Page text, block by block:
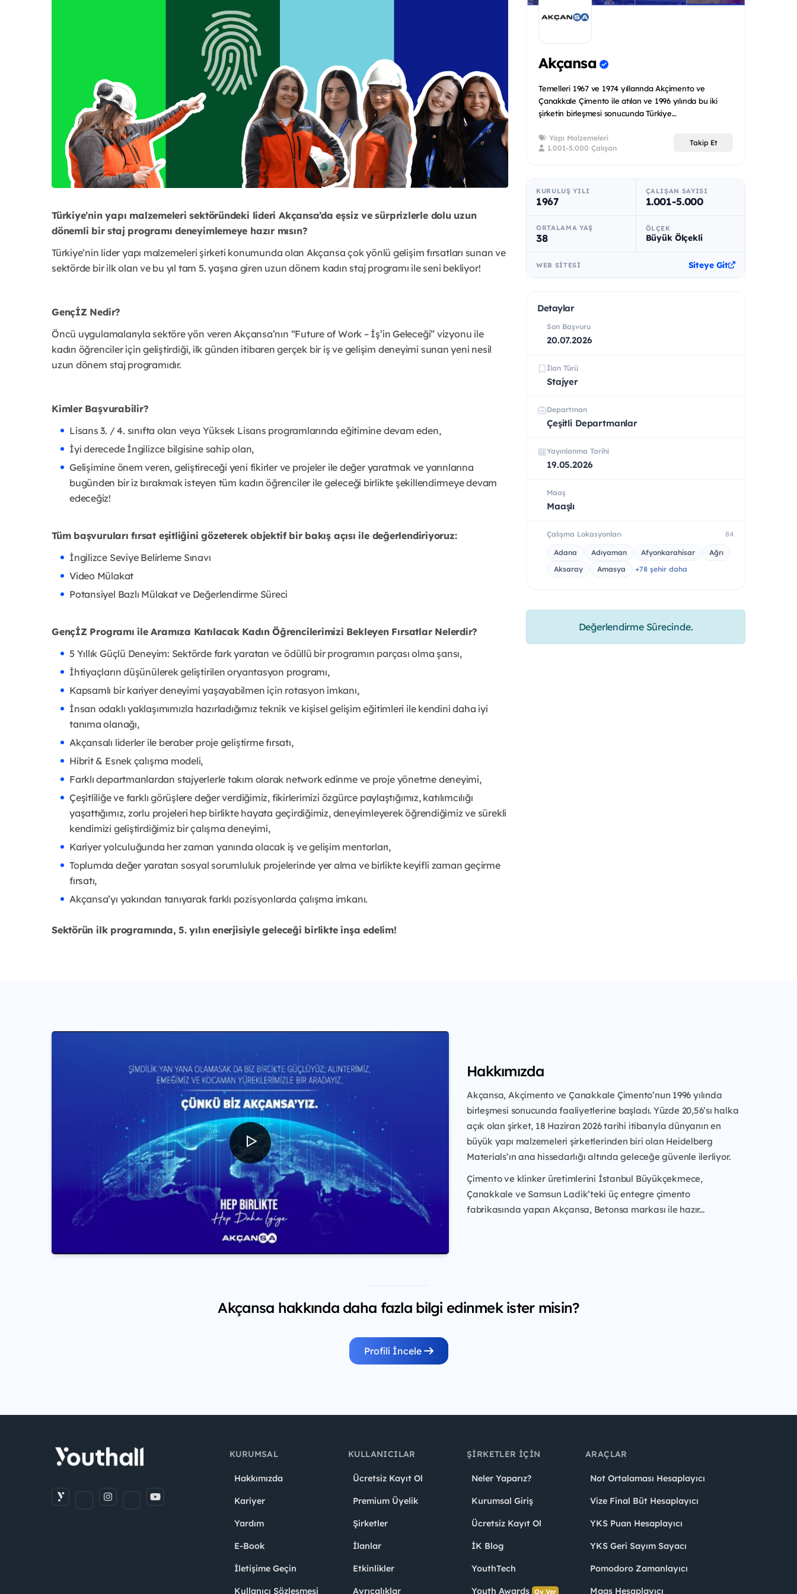
Türkiye’nin yapı malzemeleri sektöründeki lideri Akçansa’da eşsiz ve sürprizlerle dolu uzun
dönemli bir staj programı deneyimlemeye hazır mısın?
Türkiye’nin lider yapı malzemeleri şirketi konumunda olan Akçansa çok yönlü gelişim fırsatları sunan ve
sektörde bir ilk olan ve bu yıl tam 5. yaşına giren uzun dönem kadın staj programı ile seni bekliyor!
GençİZ Nedir?
Öncü uygulamalarıyla sektöre yön veren Akçansa’nın “Future of Work – İş’in Geleceği” vizyonu ile
kadın öğrenciler için geliştirdiği, ilk günden itibaren gerçek bir iş ve gelişim deneyimi sunan yeni nesil
uzun dönem staj programıdır.
Kimler Başvurabilir?
Lisans 3. / 4. sınıfta olan veya Yüksek Lisans programlarında eğitimine devam eden,
İyi derecede İngilizce bilgisine sahip olan,
Gelişimine önem veren, geliştireceği yeni fikirler ve projeler ile değer yaratmak ve yarınlarına
bugünden bir iz bırakmak isteyen tüm kadın öğrenciler ile geleceği birlikte şekillendirmeye devam
edeceğiz!
Tüm başvuruları fırsat eşitliğini gözeterek objektif bir bakış açısı ile değerlendiriyoruz:
İngilizce Seviye Belirleme Sınavı
Video Mülakat
Potansiyel Bazlı Mülakat ve Değerlendirme Süreci
GençİZ Programı ile Aramıza Katılacak Kadın Öğrencilerimizi Bekleyen Fırsatlar Nelerdir?
5 Yıllık Güçlü Deneyim: Sektörde fark yaratan ve ödüllü bir programın parçası olma şansı,
İhtiyaçların düşünülerek geliştirilen oryantasyon programı,
Kapsamlı bir kariyer deneyimi yaşayabilmen için rotasyon imkanı,
İnsan odaklı yaklaşımımızla hazırladığımız teknik ve kişisel gelişim eğitimleri ile kendini daha iyi
tanıma olanağı,
Akçansalı liderler ile beraber proje geliştirme fırsatı,
Hibrit & Esnek çalışma modeli,
Farklı departmanlardan stajyerlerle takım olarak network edinme ve proje yönetme deneyimi,
Çeşitliliğe ve farklı görüşlere değer verdiğimiz, fikirlerimizi özgürce paylaştığımız, katılımcılığı
yaşattığımız, zorlu projeleri hep birlikte hayata geçirdiğimiz, deneyimleyerek öğrendiğimiz ve sürekli
kendimizi geliştirdiğimiz bir çalışma deneyimi,
Kariyer yolculuğunda her zaman yanında olacak iş ve gelişim mentorları,
Toplumda değer yaratan sosyal sorumluluk projelerinde yer alma ve birlikte keyifli zaman geçirme
fırsatı,
Akçansa’yı yakından tanıyarak farklı pozisyonlarda çalışma imkanı.
Sektörün ilk programında, 5. yılın enerjisiyle geleceği birlikte inşa edelim!
Akçansa
Temelleri 1967 ve 1974 yıllarında Akçimento ve
Çanakkale Çimento ile atılan ve 1996 yılında bu iki
şirketin birleşmesi sonucunda Türkiye...
Yapı Malzemeleri
1.001-5.000 Çalışan
Takip Et
KURULUŞ YILI
1967
ÇALIŞAN SAYISI
1.001-5.000
ORTALAMA YAŞ
38
ÖLÇEK
Büyük Ölçekli
WEB SITESI Siteye Git
Detaylar
Son Başvuru
20.07.2026
İlan Türü
Stajyer
Departman
Çeşitli Departmanlar
Yayınlanma Tarihi
19.05.2026
Maaş
Maaşlı
Çalışma Lokasyonları 84
Adana Adıyaman Afyonkarahisar
Ağrı
Aksaray
Amasya +78 şehir daha
Değerlendirme Sürecinde.
Hakkımızda
Akçansa, Akçimento ve Çanakkale Çimento’nun 1996 yılında
birleşmesi sonucunda faaliyetlerine başladı. Yüzde 20,56’sı halka
açık olan şirket, 18 Haziran 2026 tarihi itibarıyla dünyanın en
büyük yapı malzemeleri şirketlerinden biri olan Heidelberg
Materials’ın ana hissedarlığı altında geleceğe güvenle ilerliyor.
Çimento ve klinker üretimlerini İstanbul Büyükçekmece,
Çanakkale ve Samsun Ladik’teki üç entegre çimento
fabrikasında yapan Akçansa, Betonsa markası ile hazır...
Akçansa hakkında daha fazla bilgi edinmek ister misin?
Profili İncele
KURUMSAL
Hakkımızda
Kariyer
Yardım
E-Book
İletişime Geçin
Kullanıcı Sözleşmesi
KULLANICILAR
Ücretsiz Kayıt Ol
Premium Üyelik
Şirketler
İlanlar
Etkinlikler
Ayrıcalıklar
ŞIRKETLER İÇIN
Neler Yaparız?
Kurumsal Giriş
Ücretsiz Kayıt Ol
İK Blog
YouthTech
Youth Awards Oy Ver
ARAÇLAR
Not Ortalaması Hesaplayıcı
Vize Final Büt Hesaplayıcı
YKS Puan Hesaplayıcı
YKS Geri Sayım Sayacı
Pomodoro Zamanlayıcı
Maaş Hesaplayıcı